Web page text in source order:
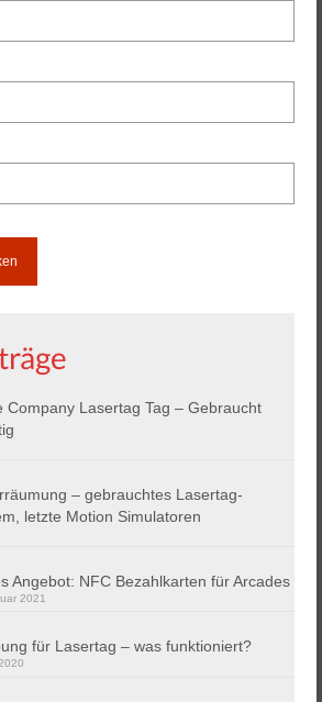
Company Lasertag Tag – Gebraucht
– gebrauchtes Lasertag-
letzte Motion Simulatoren
Angebot: NFC Bezahlkarten für Arcades
2021
für Lasertag – was funktioniert?